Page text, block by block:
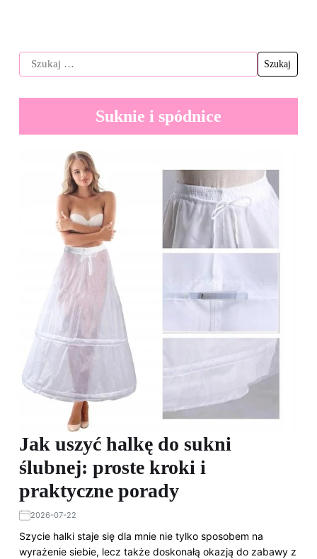
Suknie i spódnice
Jak uszyć halkę do sukni
ślubnej: proste kroki i
praktyczne porady
2026-07-22
Szycie halki staje się dla mnie nie tylko sposobem na
wyrażenie siebie, lecz także doskonałą okazją do zabawy z